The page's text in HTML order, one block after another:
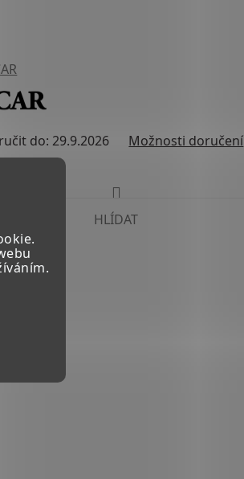
do: 29.9.2026 Možnosti doručení
HLÍDAT
vozíkem.